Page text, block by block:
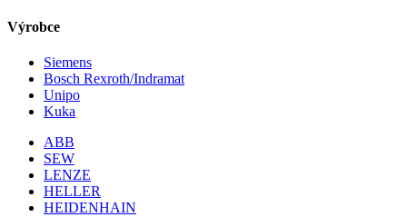
Výrobce
Siemens
Bosch Rexroth/Indramat
Unipo
Kuka
ABB
SEW
LENZE
HELLER
HEIDENHAIN